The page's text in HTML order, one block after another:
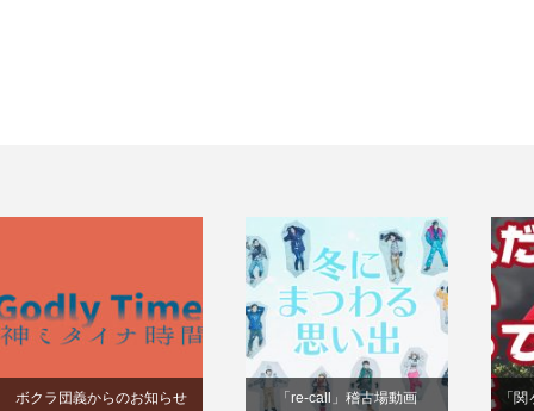
ボクラ団義からのお知らせ 「re-call」稽古場動画 「